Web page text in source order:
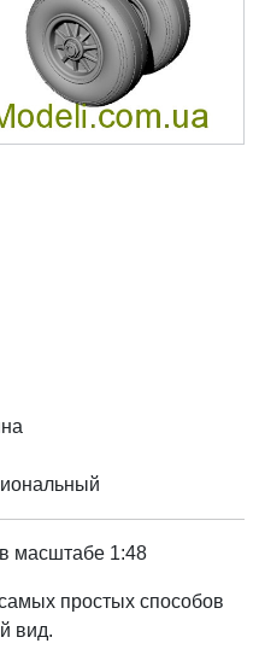
в масштабе 1:48
простых способов
вид.